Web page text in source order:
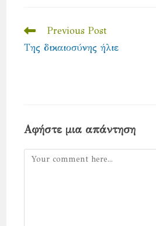
Read
articles
Previous Post
Της δικαιοσύνης ήλιε
Αφήστε μια απάντηση
Comment